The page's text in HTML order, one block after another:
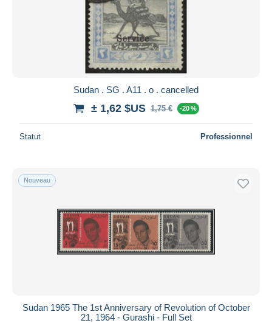
Appliquer
Sudan . SG . A11 . o . cancelled
± 1,62 $US 1,75 € -20 %
Statut Professionnel
Nouveau
Sudan 1965 The 1st Anniversary of Revolution of October
21, 1964 - Gurashi - Full Set